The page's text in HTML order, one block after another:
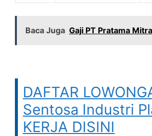
Baca Juga Gaji PT Pratama
DAFTAR
Sentosa Industri
KERJA DISINI